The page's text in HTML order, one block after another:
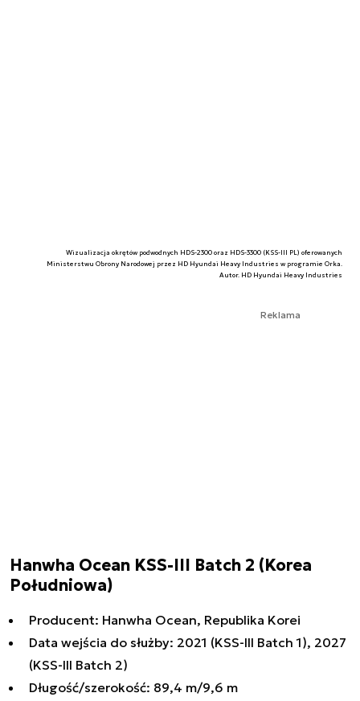
Wizualizacja okrętów podwodnych HDS-2300 oraz HDS-3300 (KSS-III PL) oferowanych
Ministerstwu Obrony Narodowej przez HD Hyundai Heavy Industries w programie Orka.
Autor. HD Hyundai Heavy Industries
Reklama
Hanwha Ocean KSS-III Batch 2 (Korea
Południowa)
Producent: Hanwha Ocean, Republika Korei
Data wejścia do służby: 2021 (KSS-III Batch 1), 2027
(KSS-III Batch 2)
Długość/szerokość: 89,4 m/9,6 m